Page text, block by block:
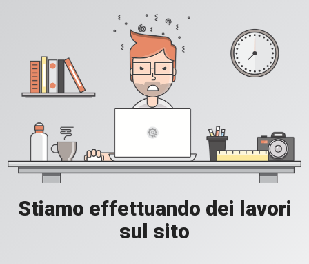
Stiamo effettuando dei lavori
sul sito